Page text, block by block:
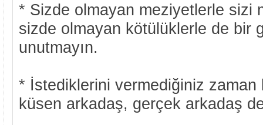
* Sizde olmayan meziyetlerle sizi
sizde olmayan kötülüklerle de bir
unutmayın.
* İstediklerini vermediğiniz zaman
küsen arkadaş, gerçek arkadaş